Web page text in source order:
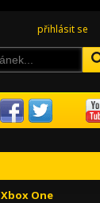
přihlásit se
Xbox One